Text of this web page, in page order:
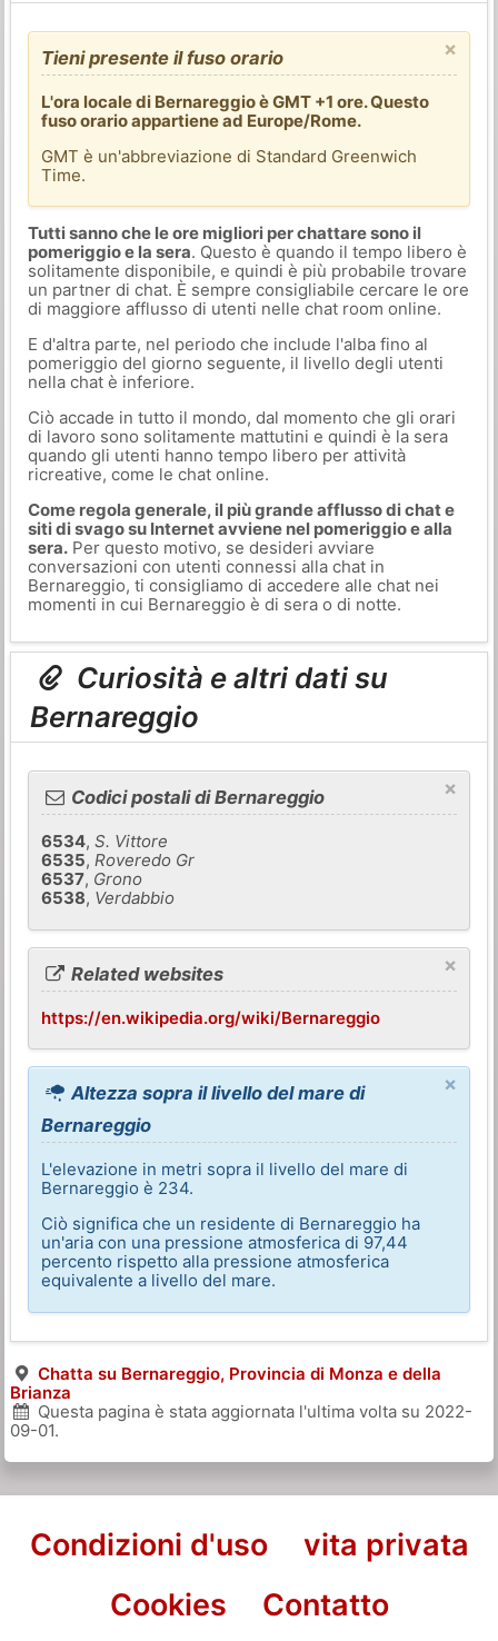
×
Tieni presente il fuso orario
L'ora locale di Bernareggio è GMT +1 ore. Questo
fuso orario appartiene ad Europe/Rome.
GMT è un'abbreviazione di Standard Greenwich
Time.
Tutti sanno che le ore migliori per chattare sono il
pomeriggio e la sera. Questo è quando il tempo libero è
solitamente disponibile, e quindi è più probabile trovare
un partner di chat. È sempre consigliabile cercare le ore
di maggiore afflusso di utenti nelle chat room online.
E d'altra parte, nel periodo che include l'alba fino al
pomeriggio del giorno seguente, il livello degli utenti
nella chat è inferiore.
Ciò accade in tutto il mondo, dal momento che gli orari
di lavoro sono solitamente mattutini e quindi è la sera
quando gli utenti hanno tempo libero per attività
ricreative, come le chat online.
Come regola generale, il più grande afflusso di chat e
siti di svago su Internet avviene nel pomeriggio e alla
sera.Per questo motivo, se desideri avviare
conversazioni con utenti connessi alla chat in
Bernareggio, ti consigliamo di accedere alle chat nei
momenti in cui Bernareggio è di sera o di notte.
Curiosità e altri dati su
Bernareggio
×
Codici postali di Bernareggio
6534,S. Vittore
6535,Roveredo Gr
6537, Grono
6538, Verdabbio
×
Related websites
https://en.wikipedia.org/wiki/Bernareggio
×
Altezza sopra il livello del mare di
Bernareggio
L'elevazione in metri sopra il livello del mare di
Bernareggio è 234.
Ciò significa che un residente di Bernareggio ha
un'aria con una pressione atmosferica di 97,44
percento rispetto alla pressione atmosferica
equivalente a livello del mare.
Chatta su Bernareggio, Provincia di Monza e della
Brianza
Questa pagina è stata aggiornata l'ultima volta su 2022-
09-01.
Condizioni d'uso
vita privata
Cookies
Contatto